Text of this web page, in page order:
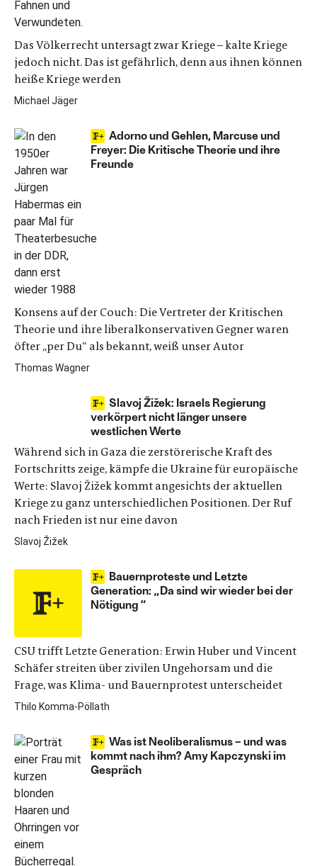
Das Völkerrecht untersagt zwar Kriege – kalte Kriege
jedoch nicht. Das ist gefährlich, denn aus ihnen können
heiße Kriege werden
Michael Jäger
Adorno und Gehlen, Marcuse und
Freyer: Die Kritische Theorie und ihre
Freunde
Konsens auf der Couch: Die Vertreter der Kritischen
Theorie und ihre liberalkonservativen Gegner waren
öfter „per Du“ als bekannt, weiß unser Autor
Thomas Wagner
Slavoj Žižek: Israels Regierung
verkörpert nicht länger unsere
westlichen Werte
Während sich in Gaza die zerstörerische Kraft des
Fortschritts zeige, kämpfe die Ukraine für europäische
Werte: Slavoj Žižek kommt angesichts der aktuellen
Kriege zu ganz unterschiedlichen Positionen. Der Ruf
nach Frieden ist nur eine davon
Slavoj Žižek
Bauernproteste und Letzte
Generation: „Da sind wir wieder bei der
Nötigung “
CSU trifft Letzte Generation: Erwin Huber und Vincent
Schäfer streiten über zivilen Ungehorsam und die
Frage, was Klima- und Bauernprotest unterscheidet
Thilo Komma-Pöllath
Was ist Neoliberalismus – und was
kommt nach ihm? Amy Kapczynski im
Gespräch